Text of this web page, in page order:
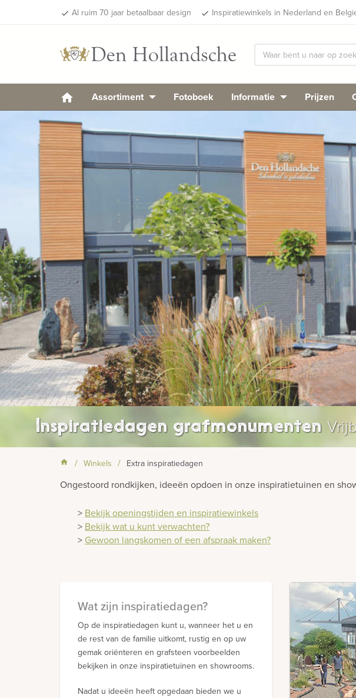
done Al ruim 70 jaar betaalbaar design done Inspiratiewinkels in Nederland en
Assortiment Fotoboek Informatie Prijzen
Inspiratiedagen grafmonumenten
Winkels Extra inspiratiedagen
Ongestoord rondkijken, ideeën opdoen in onze inspiratietuinen en
> Bekijk openingstijden en inspiratiewinkels
> Bekijk wat u kunt verwachten?
> Gewoon langskomen of een afspraak maken?
Wat zijn inspiratiedagen?
Op de inspiratiedagen kunt u, wanneer het u en
de rest van de familie uitkomt, rustig en op uw
gemak oriënteren en grafsteen voorbeelden
bekijken in onze inspiratietuinen en showrooms.
Nadat u ideeën heeft opgedaan bieden we u